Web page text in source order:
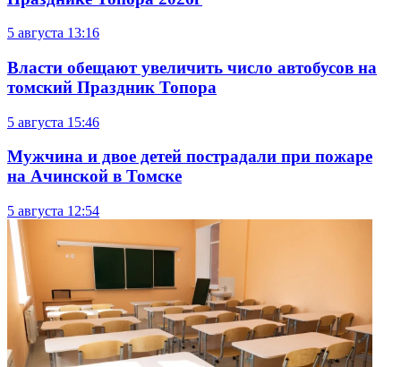
5 августа 13:16
Власти обещают увеличить число автобусов на
томский Праздник Топора
5 августа 15:46
Мужчина и двое детей пострадали при пожаре
на Ачинской в Томске
5 августа 12:54